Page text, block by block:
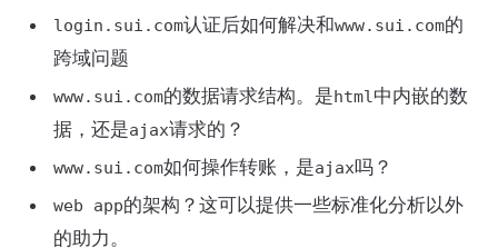
login.sui.com认证后如何解决和www.sui.com的
跨域问题
www.sui.com的数据请求结构。是html中内嵌的数
据，还是ajax请求的？
www.sui.com如何操作转账，是ajax吗？
web app的架构？这可以提供一些标准化分析以外
的助力。